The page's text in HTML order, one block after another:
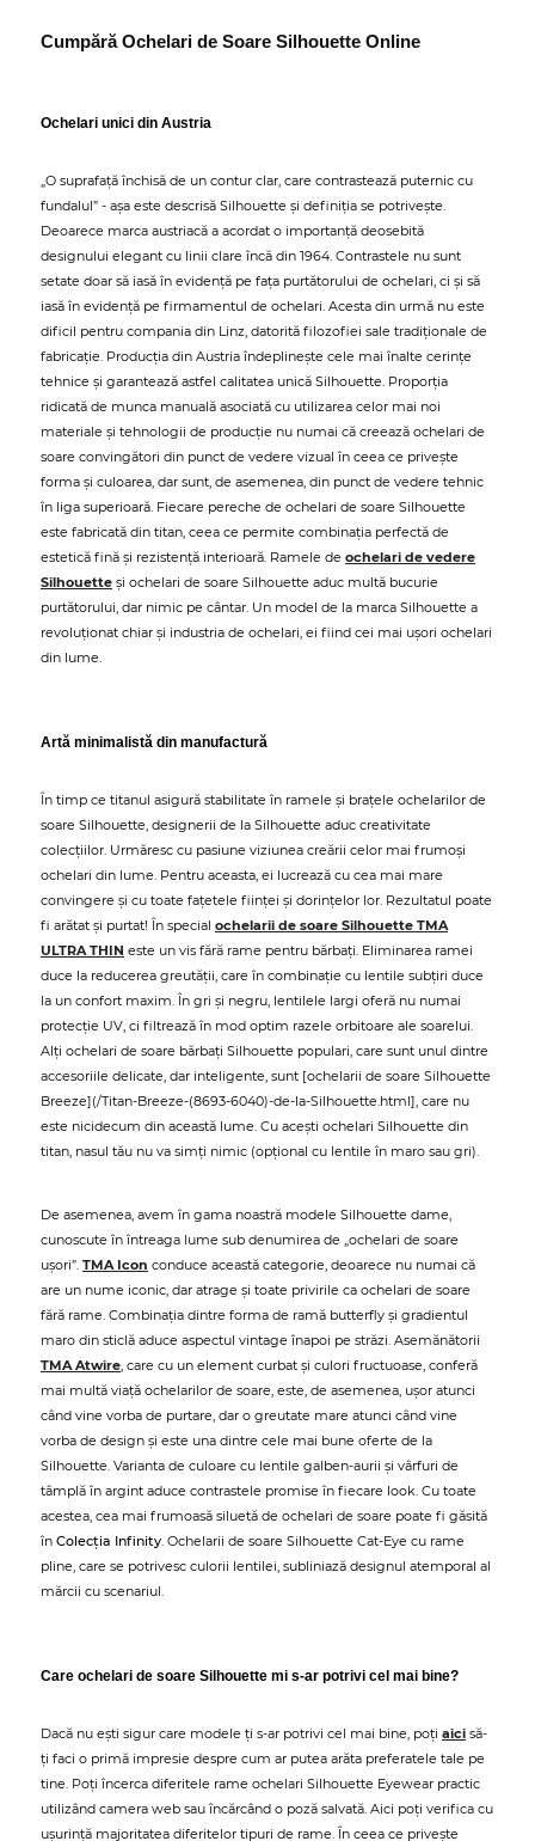
Cumpără Ochelari de Soare Silhouette Online
Ochelari unici din Austria
„O suprafață închisă de un contur clar, care contrastează puternic cu
fundalul” - așa este descrisă Silhouette și definiția se potrivește.
Deoarece marca austriacă a acordat o importanță deosebită
designului elegant cu linii clare încă din 1964. Contrastele nu sunt
setate doar să iasă în evidență pe fața purtătorului de ochelari, ci și să
iasă în evidență pe firmamentul de ochelari. Acesta din urmă nu este
dificil pentru compania din Linz, datorită filozofiei sale tradiționale de
fabricație. Producția din Austria îndeplinește cele mai înalte cerințe
tehnice și garantează astfel calitatea unică Silhouette. Proporția
ridicată de munca manuală asociată cu utilizarea celor mai noi
materiale și tehnologii de producție nu numai că creează ochelari de
soare convingători din punct de vedere vizual în ceea ce privește
forma și culoarea, dar sunt, de asemenea, din punct de vedere tehnic
în liga superioară. Fiecare pereche de ochelari de soare Silhouette
este fabricată din titan, ceea ce permite combinația perfectă de
estetică fină și rezistență interioară. Ramele de ochelari de vedere
Silhouette și ochelari de soare Silhouette aduc multă bucurie
purtătorului, dar nimic pe cântar. Un model de la marca Silhouette a
revoluționat chiar și industria de ochelari, ei fiind cei mai ușori ochelari
din lume.
Artă minimalistă din manufactură
În timp ce titanul asigură stabilitate în ramele și brațele ochelarilor de
soare Silhouette, designerii de la Silhouette aduc creativitate
colecțiilor. Urmăresc cu pasiune viziunea creării celor mai frumoși
ochelari din lume. Pentru aceasta, ei lucrează cu cea mai mare
convingere și cu toate fațetele ființei și dorințelor lor. Rezultatul poate
fi arătat și purtat! În special ochelarii de soare Silhouette TMA
ULTRA THIN este un vis fără rame pentru bărbați. Eliminarea ramei
duce la reducerea greutății, care în combinație cu lentile subțiri duce
la un confort maxim. În gri și negru, lentilele largi oferă nu numai
protecție UV, ci filtrează în mod optim razele orbitoare ale soarelui.
Alți ochelari de soare bărbați Silhouette populari, care sunt unul dintre
accesoriile delicate, dar inteligente, sunt [ochelarii de soare Silhouette
Breeze](/Titan-Breeze-(8693-6040)-de-la-Silhouette.html], care nu
este nicidecum din această lume. Cu acești ochelari Silhouette din
titan, nasul tău nu va simți nimic (opțional cu lentile în maro sau gri).
De asemenea, avem în gama noastră modele Silhouette dame,
cunoscute în întreaga lume sub denumirea de „ochelari de soare
ușori”. TMA Icon conduce această categorie, deoarece nu numai că
are un nume iconic, dar atrage și toate privirile ca ochelari de soare
fără rame. Combinația dintre forma de ramă butterfly și gradientul
maro din sticlă aduce aspectul vintage înapoi pe străzi. Asemănătorii
TMA Atwire, care cu un element curbat și culori fructuoase, conferă
mai multă viață ochelarilor de soare, este, de asemenea, ușor atunci
când vine vorba de purtare, dar o greutate mare atunci când vine
vorba de design și este una dintre cele mai bune oferte de la
Silhouette. Varianta de culoare cu lentile galben-aurii și vârfuri de
tâmplă în argint aduce contrastele promise în fiecare look. Cu toate
acestea, cea mai frumoasă siluetă de ochelari de soare poate fi găsită
în Colecția Infinity. Ochelarii de soare Silhouette Cat-Eye cu rame
pline, care se potrivesc culorii lentilei, subliniază designul atemporal al
mărcii cu scenariul.
Care ochelari de soare Silhouette mi s-ar potrivi cel mai bine?
Dacă nu ești sigur care modele ți s-ar potrivi cel mai bine, poți aici să-
ți faci o primă impresie despre cum ar putea arăta preferatele tale pe
tine. Poți încerca diferitele rame ochelari Silhouette Eyewear practic
utilizând camera web sau încărcând o poză salvată. Aici poți verifica cu
ușurință majoritatea diferitelor tipuri de rame. În ceea ce privește